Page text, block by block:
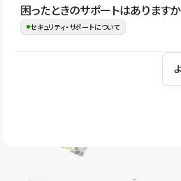
ながらレイアウトに影響を与えずに更
す。
Studioでは、公開サイトやサービスを
の暗号化、データ保護、アクセス管理
はSSL/TLSによる通信暗号化に対応し
困ったときのサポートはありますか
セキュリティ・サポートについて
操作方法や機能については、ヘルプセ
ユーザー同士で質問・相談できるコミ